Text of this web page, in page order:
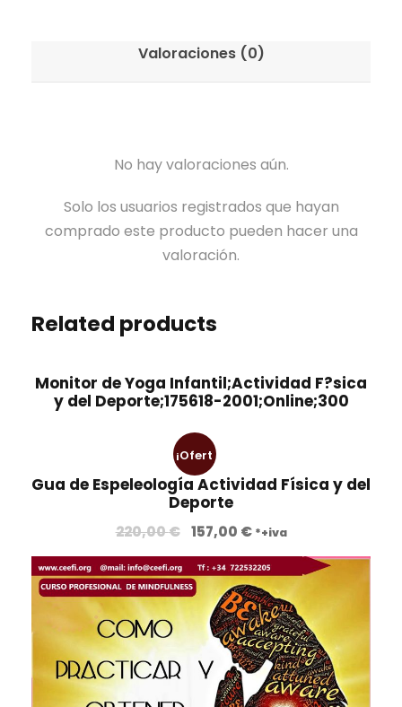
Valoraciones (0)
No hay valoraciones aún.
Solo los usuarios registrados que hayan
comprado este producto pueden hacer una
valoración.
Related products
Monitor de Yoga Infantil;Actividad F?sica
y del Deporte;175618-2001;Online;300
¡Ofert
a!
Gua de Espeleología Actividad Física y del
Deporte
220,00€ E
l
p
r
e
c
157,00 €E
l
p
r
e
c
i
o
*+iva